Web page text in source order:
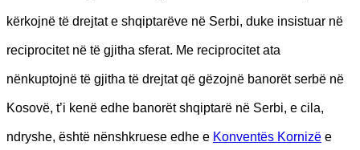
kërkojnë të drejtat e shqiptarëve në Serbi, duke insistuar në
reciprocitet në të gjitha sferat. Me reciprocitet ata
nënkuptojnë të gjitha të drejtat që gëzojnë banorët serbë në
Kosovë, t’i kenë edhe banorët shqiptarë në Serbi, e cila,
ndryshe, është nënshkruese edhe e Konventës Kornizë e